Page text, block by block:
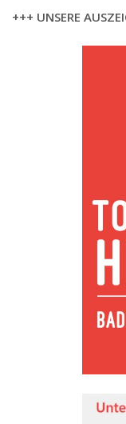
+++ UNSERE